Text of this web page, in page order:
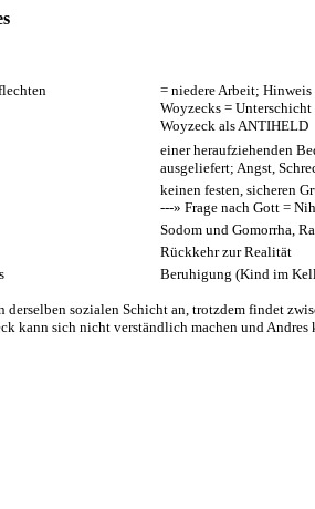
= niedere Arbeit;
Woyzecks = Unterschicht
Woyzeck als ANTIHELD
einer heraufziehenden
ausgeliefert; Angst,
keinen festen, sicheren
---» Frage nach Gott =
Sodom und Gomorrha,
Rückkehr zur Realität
Beruhigung (Kind im
derselben sozialen Schicht an, trotzdem findet
kann sich nicht verständlich machen und Andres